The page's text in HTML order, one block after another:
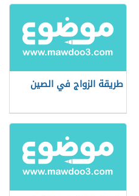
طريقة الزواج في الصين